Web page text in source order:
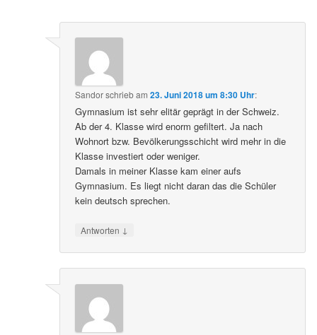
Sandorschriebam23. Juni 2018 um 8:30 Uhr:
Gymnasium ist sehr elitär geprägt in der Schweiz.
Ab der 4. Klasse wird enorm gefiltert. Ja nach
Wohnort bzw. Bevölkerungsschicht wird mehr in die
Klasse investiert oder weniger.
Damals in meiner Klasse kam einer aufs
Gymnasium. Es liegt nicht daran das die Schüler
kein deutsch sprechen.
Antworten ↓